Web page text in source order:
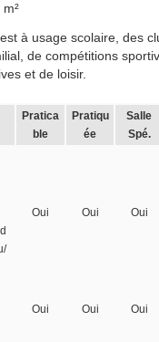
à usage scolaire, des
de compétitions
et de loisir.
Pratica
ble
Pratiqu
ée
Salle
Spé.
Oui Oui Oui
Oui Oui Oui